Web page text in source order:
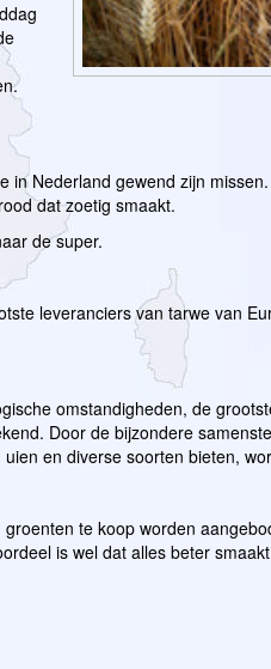
Nederland gewend zijn
dat zoetig smaakt.
de super.
leveranciers van tarwe van
omstandigheden, de
Door de bijzondere
en diverse soorten bieten,
te koop worden
is wel dat alles beter